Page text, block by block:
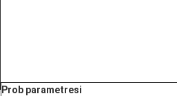
Prob parametresi